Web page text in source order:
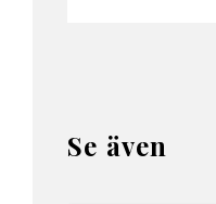
Se även